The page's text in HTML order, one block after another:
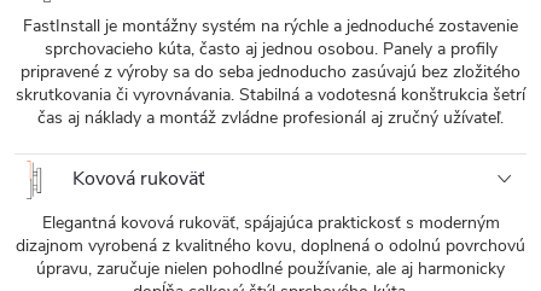
FastInstall je montážny systém na rýchle a jednoduché zostavenie
sprchovacieho kúta, často aj jednou osobou. Panely a profily
pripravené z výroby sa do seba jednoducho zasúvajú bez zložitého
skrutkovania či vyrovnávania. Stabilná a vodotesná konštrukcia šetrí
čas aj náklady a montáž zvládne profesionál aj zručný užívateľ.
Kovová rukoväť
Elegantná kovová rukoväť, spájajúca praktickosť s moderným
dizajnom vyrobená z kvalitného kovu, doplnená o odolnú povrchovú
úpravu, zaručuje nielen pohodlné používanie, ale aj harmonicky